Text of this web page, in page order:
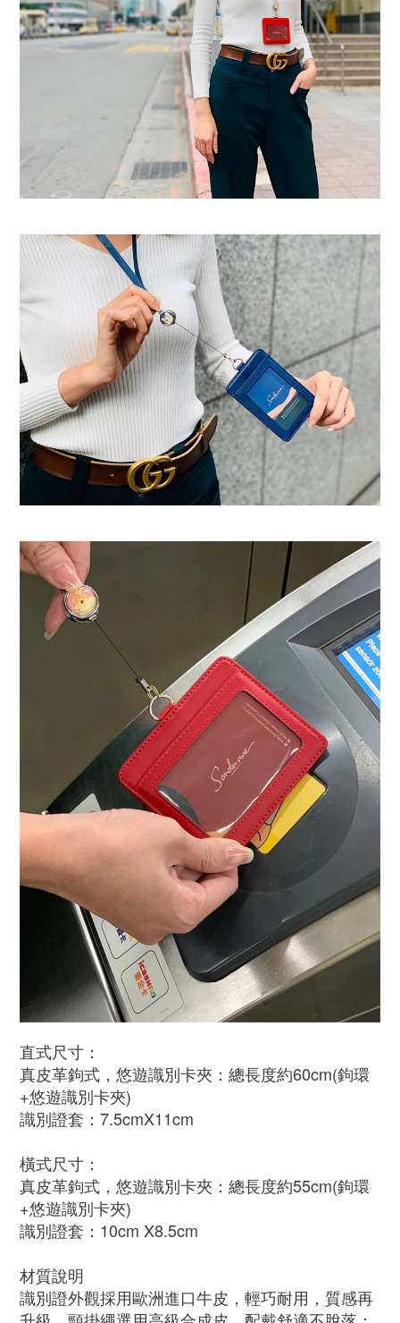
直式尺寸：
真皮革鉤式，悠遊識別卡夾：總長度約60cm(鉤環
+悠遊識別卡夾)
識別證套：7.5cmX11cm
橫式尺寸：
真皮革鉤式，悠遊識別卡夾：總長度約55cm(鉤環
+悠遊識別卡夾)
識別證套：10cm X8.5cm
材質說明
識別證外觀採用歐洲進口牛皮，輕巧耐用，質感再